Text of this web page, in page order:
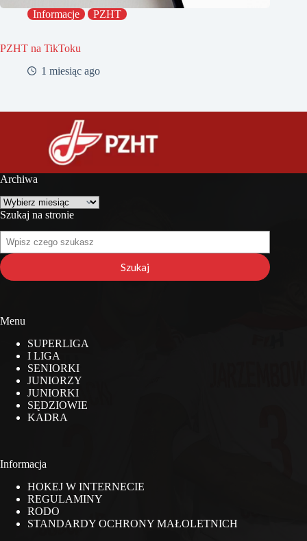
Informacje PZHT
PZHT na TikToku
1 miesiąc ago
Archiwa
Archiwa
Szukaj na stronie
Szukaj
na
stronie
Szukaj
Menu
SUPERLIGA
I LIGA
SENIORKI
JUNIORZY
JUNIORKI
SĘDZIOWIE
KADRA
Informacja
HOKEJ W INTERNECIE
REGULAMINY
RODO
STANDARDY OCHRONY MAŁOLETNICH